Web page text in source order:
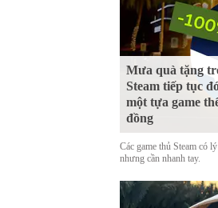
Mưa quà tặng
Steam tiếp tục
một tựa game
đồng
Các game thủ Steam có
nhưng cần nhanh tay.